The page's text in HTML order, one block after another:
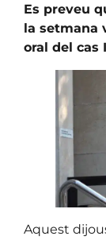
Es preveu
la setmana
oral del cas
Aquest